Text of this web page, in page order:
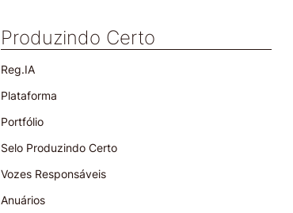
Produzindo Certo
Reg.IA
Plataforma
Portfólio
Selo Produzindo Certo
Vozes Responsáveis
Anuários